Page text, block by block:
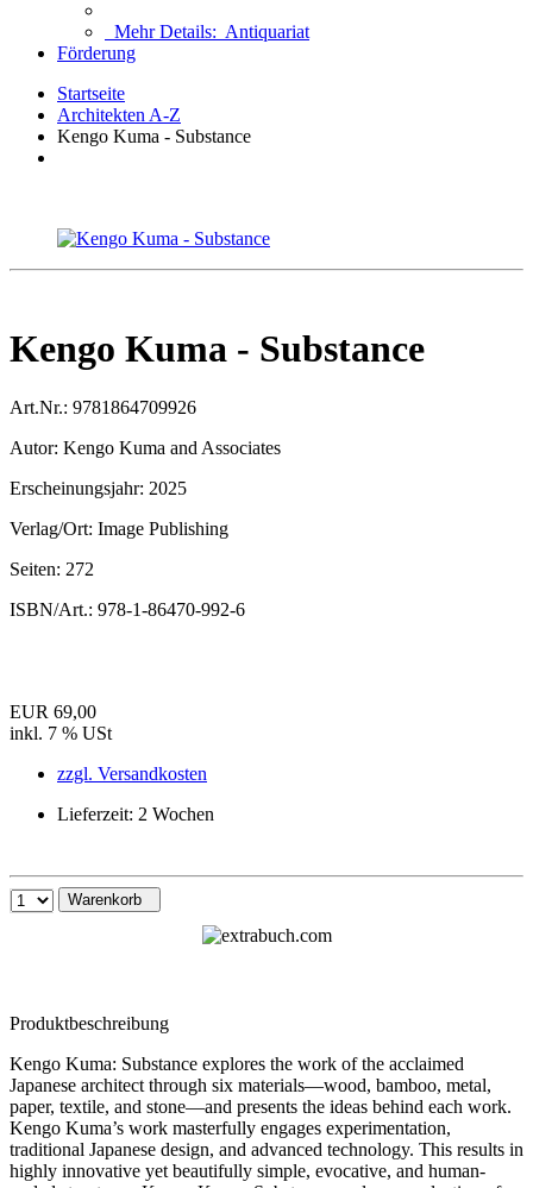
Mehr Details: Antiquariat
Förderung
Startseite
Architekten A-Z
Kengo Kuma - Substance
Kengo Kuma - Substance
Art.Nr.: 9781864709926
Autor: Kengo Kuma and Associates
Erscheinungsjahr: 2025
Verlag/Ort: Image Publishing
Seiten: 272
ISBN/Art.: 978-1-86470-992-6
EUR 69,00
inkl. 7 % USt
zzgl. Versandkosten
Lieferzeit: 2 Wochen
Warenkorb
Produktbeschreibung
Kengo Kuma: Substance explores the work of the acclaimed
Japanese architect through six materials—wood, bamboo, metal,
paper, textile, and stone—and presents the ideas behind each work.
Kengo Kuma’s work masterfully engages experimentation,
traditional Japanese design, and advanced technology. This results in
highly innovative yet beautifully simple, evocative, and human-